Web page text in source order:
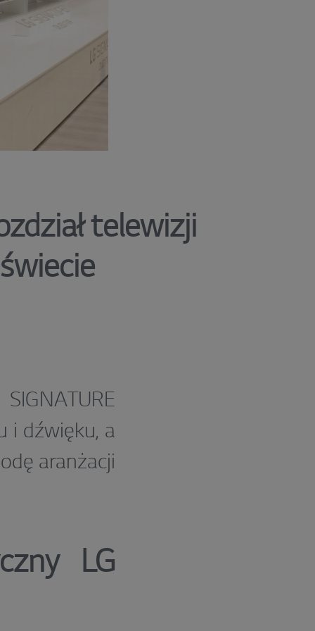
telewizji
i dźwięku, a
aranżacji
LG